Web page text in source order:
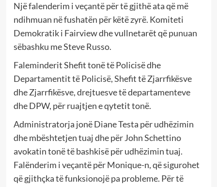
Një falenderim i veçantë për të gjithë ata që më
ndihmuan në fushatën për këtë zyrë. Komiteti
Demokratik i Fairview dhe vullnetarët që punuan
sëbashku me Steve Russo.
Faleminderit Shefit tonë të Policisë dhe
Departamentit të Policisë, Shefit të Zjarrfikësve
dhe Zjarrfikësve, drejtuesve të departamenteve
dhe DPW, për ruajtjen e qytetit tonë.
Administratorja jonë Diane Testa për udhëzimin
dhe mbështetjen tuaj dhe për John Schettino
avokatin tonë të bashkisë për udhëzimin tuaj.
Falënderim i veçantë për Monique-n, që sigurohet
që gjithçka të funksionojë pa probleme. Për të